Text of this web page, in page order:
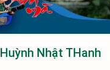
Huỳnh Nhật THanh